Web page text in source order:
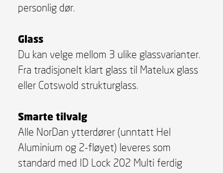
personlig dør.
Glass
Du kan velge mellom 3 ulike glassvarianter.
Fra tradisjonelt klart glass til Matelux glass
eller Cotswold strukturglass.
Smarte tilvalg
Alle NorDan ytterdører (unntatt Hel
Aluminium og 2-fløyet) leveres som
standard med ID Lock 202 Multi ferdig